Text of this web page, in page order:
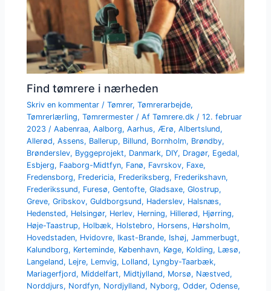
Find tømrere i nærheden
Skriv en kommentar /Tømrer,Tømrerarbejde,
Tømrerlærling,Tømrermester / AfTømrere.dk /12. februar
2023 /Aabenraa,Aalborg,Aarhus, Ærø,Albertslund,
Allerød,Assens, Ballerup, Billund, Bornholm, Brøndby,
Brønderslev, Byggeprojekt, Danmark, DIY, Dragør, Egedal,
Esbjerg, Faaborg-Midtfyn, Fanø, Favrskov, Faxe,
Fredensborg, Fredericia, Frederiksberg, Frederikshavn,
Frederikssund, Furesø,Gentofte,Gladsaxe,Glostrup,
Greve,Gribskov,Guldborgsund, Haderslev, Halsnæs,
Hedensted, Helsingør, Herlev, Herning, Hillerød, Hjørring,
Høje-Taastrup, Holbæk, Holstebro, Horsens, Hørsholm,
Hovedstaden, Hvidovre, Ikast-Brande, Ishøj,Jammerbugt,
Kalundborg, Kerteminde, København, Køge, Kolding, Læsø,
Langeland, Lejre, Lemvig, Lolland, Lyngby-Taarbæk,
Mariagerfjord, Middelfart, Midtjylland, Morsø, Næstved,
Norddjurs, Nordfyn, Nordjylland, Nyborg,Odder,Odense,